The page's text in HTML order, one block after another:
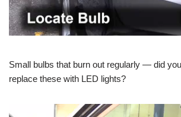
Small bulbs that burn out regularly — did
replace these with LED lights?